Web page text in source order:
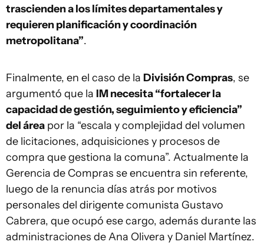
trascienden a los límites departamentales y
requieren planificación y coordinación
metropolitana”.
Finalmente, en el caso de la División Compras, se
argumentó que la IM necesita “fortalecer la
capacidad de gestión, seguimiento y eficiencia”
del área por la “escala y complejidad del volumen
de licitaciones, adquisiciones y procesos de
compra que gestiona la comuna”. Actualmente la
Gerencia de Compras se encuentra sin referente,
luego de la renuncia días atrás por motivos
personales del dirigente comunista Gustavo
Cabrera, que ocupó ese cargo, además durante las
administraciones de Ana Olivera y Daniel Martínez.